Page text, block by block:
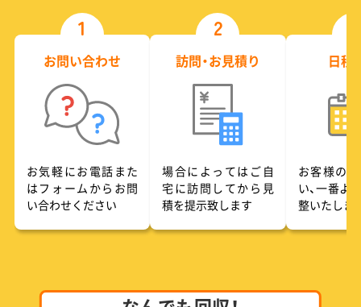
1
お問い合わせ
お気軽にお電話また
はフォームからお問
い合わせください
2
訪問・お見積り
場合によってはご自
宅に訪問してから見
積を提示致します
日程
お客様の
い、一番よ
整いたしま